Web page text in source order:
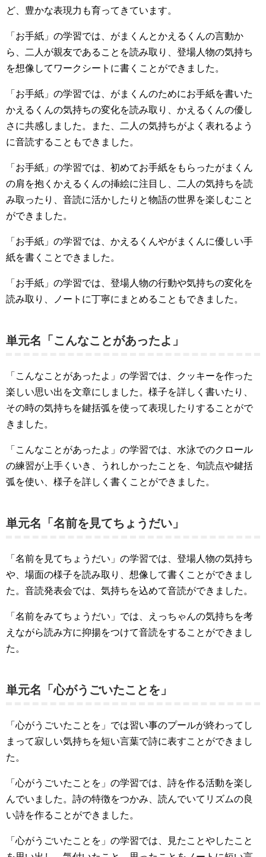
ど、豊かな表現力も育ってきています。
「お手紙」の学習では、がまくんとかえるくんの言動か
ら、二人が親友であることを読み取り、登場人物の気持ち
を想像してワークシートに書くことができました。
「お手紙」の学習では、がまくんのためにお手紙を書いた
かえるくんの気持ちの変化を読み取り、かえるくんの優し
さに共感しました。また、二人の気持ちがよく表れるよう
に音読することもできました。
「お手紙」の学習では、初めてお手紙をもらったがまくん
の肩を抱くかえるくんの挿絵に注目し、二人の気持ちを読
み取ったり、音読に活かしたりと物語の世界を楽しむこと
ができました。
「お手紙」の学習では、かえるくんやがまくんに優しい手
紙を書くことできました。
「お手紙」の学習では、登場人物の行動や気持ちの変化を
読み取り、ノートに丁寧にまとめることもできました。
単元名「こんなことがあったよ」
「こんなことがあったよ」の学習では、クッキーを作った
楽しい思い出を文章にしました。様子を詳しく書いたり、
その時の気持ちを鍵括弧を使って表現したりすることがで
きました。
「こんなことがあったよ」の学習では、水泳でのクロール
の練習が上手くいき、うれしかったことを、句読点や鍵括
弧を使い、様子を詳しく書くことができました。
単元名「名前を見てちょうだい」
「名前を見てちょうだい」の学習では、登場人物の気持ち
や、場面の様子を読み取り、想像して書くことができまし
た。音読発表会では、気持ちを込めて音読ができました。
「名前をみてちょうだい」では、えっちゃんの気持ちを考
えながら読み方に抑揚をつけて音読をすることができまし
た。
単元名「心がうごいたことを」
「心がうごいたことを」では習い事のプールが終わってし
まって寂しい気持ちを短い言葉で詩に表すことができまし
た。
「心がうごいたことを」の学習では、詩を作る活動を楽し
んでいました。詩の特徴をつかみ、読んでいてリズムの良
い詩を作ることができました。
「心がうごいたことを」の学習では、見たことやしたこと